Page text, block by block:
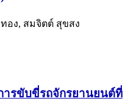
อง, สมจิตต์ สุขสง
รขับขี่รถจักรยานยนต์ที่